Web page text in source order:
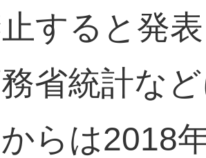
すると発
省統計な
らは2018